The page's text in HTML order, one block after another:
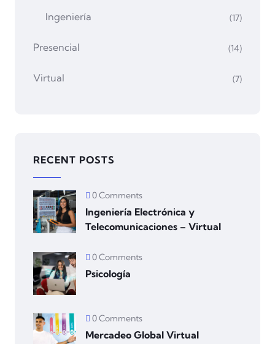
Ingeniería (17)
Presencial (14)
Virtual (7)
RECENT POSTS
0 Comments
Ingeniería Electrónica y
Telecomunicaciones – Virtual
0 Comments
Psicología
0 Comments
Mercadeo Global Virtual